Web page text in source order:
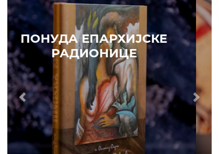
ПОНУДА ЕПАРХИЈСКЕ
РАДИОНИЦЕ
Prethodni